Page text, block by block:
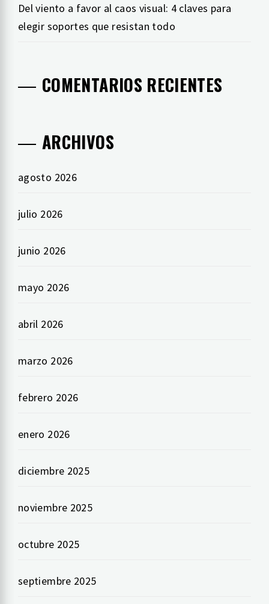
Del viento a favor al caos visual: 4 claves para
elegir soportes que resistan todo
COMENTARIOS RECIENTES
ARCHIVOS
agosto 2026
julio 2026
junio 2026
mayo 2026
abril 2026
marzo 2026
febrero 2026
enero 2026
diciembre 2025
noviembre 2025
octubre 2025
septiembre 2025